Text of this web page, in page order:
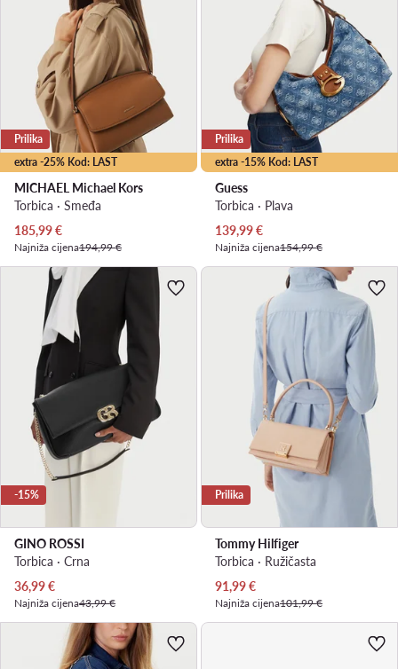
extra -25% Kod: LAST
Prilika
MICHAEL Michael Kors
Torbica · Smeđa
Trenutna cijena
185,99€
Najniža cijena194,99 €
extra -15% Kod: LAST
Prilika
Guess
Torbica · Plava
Trenutna cijena
139,99€
Najniža cijena154,99 €
-15%
GINO ROSSI
Torbica · Crna
Trenutna cijena
36,99€
Najniža cijena43,99 €
Prilika
Tommy Hilfiger
Torbica · Ružičasta
Trenutna cijena
91,99€
Najniža cijena101,99 €